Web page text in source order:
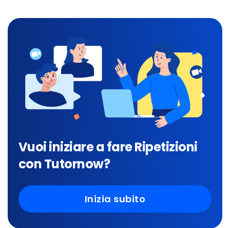
Vuoi iniziare a fare Ripetizioni
con Tutornow?
Inizia subito